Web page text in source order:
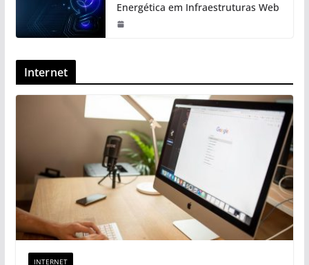
Energética em Infraestruturas Web
Internet
INTERNET